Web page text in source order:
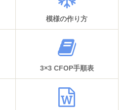
模様の作り方
3×3 CFOP手順表